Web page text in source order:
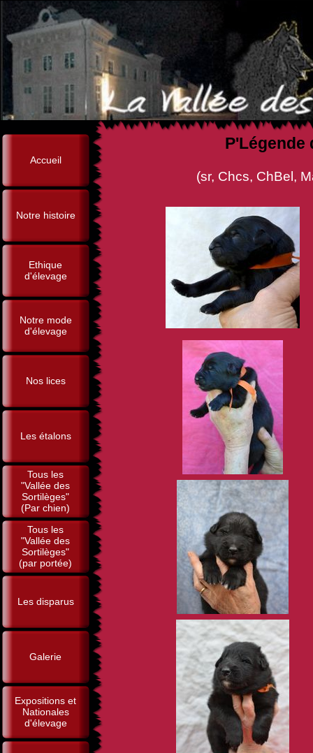
Accueil
Notre histoire
Ethique
d'élevage
Notre mode
d'élevage
Nos lices
Les étalons
Tous les
"Vallée des
Sortilèges"
(Par chien)
Tous les
"Vallée des
Sortilèges"
(par portée)
Les disparus
Galerie
Expositions et
Nationales
d'élevage
P'Légende
(sr, Chcs, ChBel, Man in